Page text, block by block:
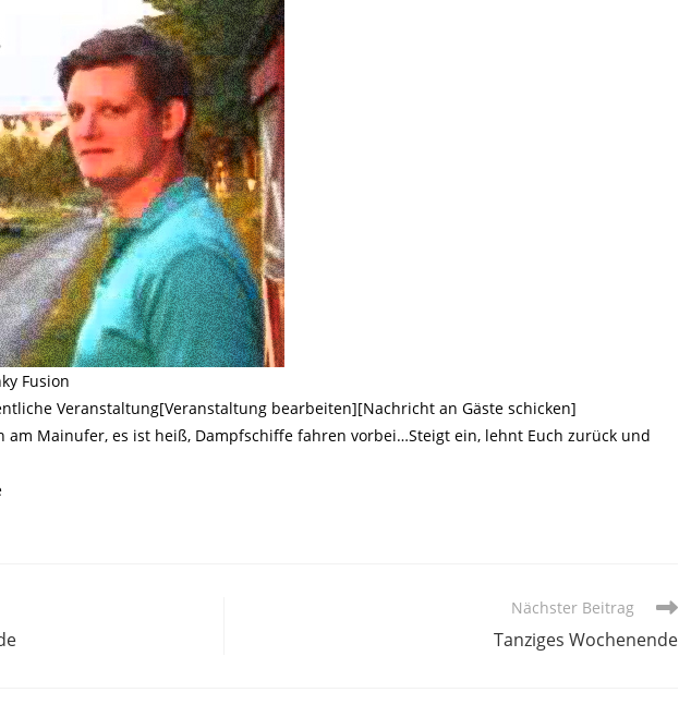
Fusion
Veranstaltung[Veranstaltung bearbeiten][Nachricht an Gäste schicken]
am Mainufer, es ist heiß, Dampfschiffe fahren vorbei…Steigt ein, lehnt Euch zurück und
Nächster Beitrag
Tanziges Wochenende